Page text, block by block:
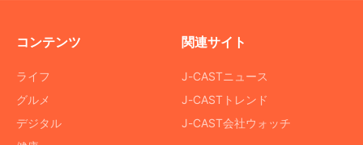
コンテンツ
ライフ
グルメ
デジタル
関連サイト
J-CASTニュース
J-CASTトレンド
J-CAST会社ウォッチ